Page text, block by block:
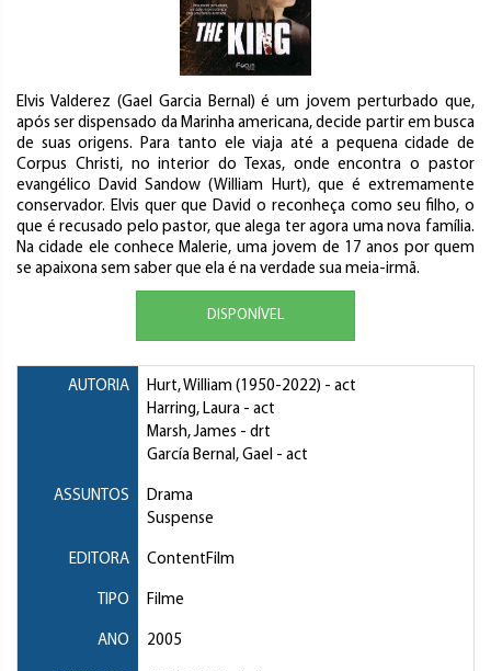
Elvis Valderez (Gael Garcia Bernal) é um jovem perturbado que,
após ser dispensado da Marinha americana, decide partir em busca
de suas origens. Para tanto ele viaja até a pequena cidade de
Corpus Christi, no interior do Texas, onde encontra o pastor
evangélico David Sandow (William Hurt), que é extremamente
conservador. Elvis quer que David o reconheça como seu filho, o
que é recusado pelo pastor, que alega ter agora uma nova família.
Na cidade ele conhece Malerie, uma jovem de 17 anos por quem
se apaixona sem saber que ela é na verdade sua meia-irmã.
DISPONÍVEL
AUTORIA Hurt, William (1950-2022) - act
Harring, Laura - act
Marsh, James - drt
García Bernal, Gael - act
ASSUNTOS
Drama
Suspense
EDITORA ContentFilm
TIPO Filme
ANO 2005